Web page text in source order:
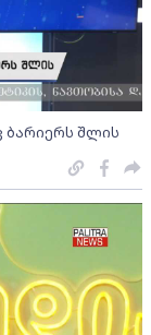
ბარიერს შლის